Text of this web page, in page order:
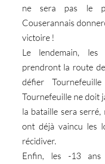
ne sera pas le
Couserannais
victoire !
Le lendemain,
prendront la route
défier
Tournefeuille ne doit
la bataille sera serré,
ont déjà vaincu les
récidiver.
Enfin, les -13 ans